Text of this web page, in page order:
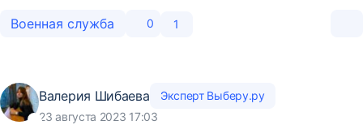
Военная служба 0 1
Валерия Шибаева
Эксперт Выберу.ру
23 августа 2023 17:03